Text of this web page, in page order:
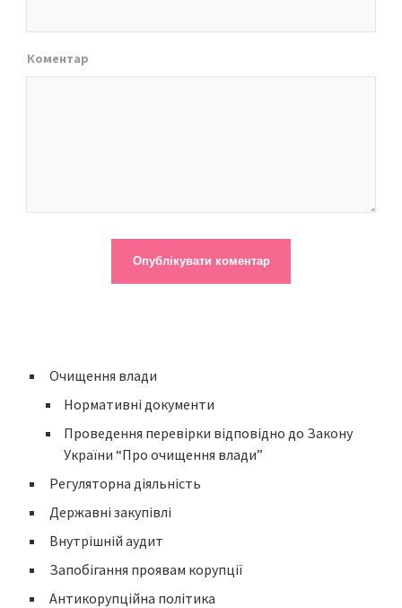
Коментар
Очищення влади
Нормативні документи
Проведення перевірки відповідно до Закону
України “Про очищення влади”
Регуляторна діяльність
Державні закупівлі
Внутрішній аудит
Запобігання проявам корупції
Антикорупційна політика